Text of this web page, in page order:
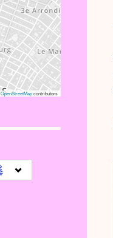
OpenStreetMapcontributors